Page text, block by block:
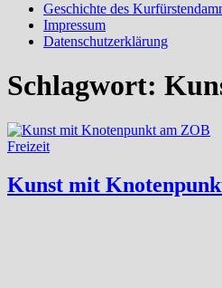
Geschichte des
Impressum
Datenschutzerklärung
Schlagwort:
Freizeit
Kunst mit